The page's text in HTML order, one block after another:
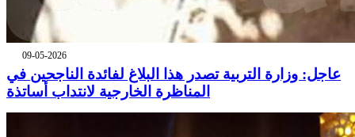
09-05-2026
عاجل: وزارة التربية تصدر هذا البلاغ لفائدة الناجحين في
المناظرة الخارجية لانتداب أساتذة